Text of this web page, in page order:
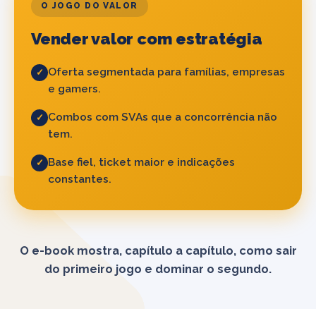
O JOGO DO VALOR
Vender valor com estratégia
✓ Oferta segmentada para famílias, empresas
e gamers.
✓ Combos com SVAs que a concorrência não
tem.
✓ Base fiel, ticket maior e indicações
constantes.
O e-book mostra, capítulo a capítulo, como sair
do primeiro jogo e dominar o segundo.